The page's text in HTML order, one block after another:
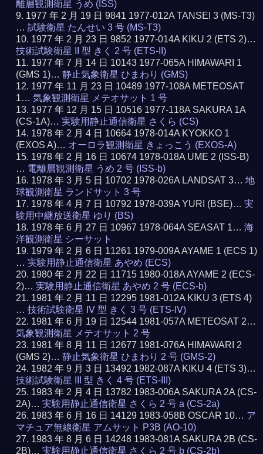
離層観測衛星 うめ (ISS)
1977 年 2 月 19 日 9841 1977-012A TANSEI 3 (MS-T3)
…試験衛星 たんせい 3 号 (MS-T3)
1977 年 2 月 23 日 9852 1977-014A KIKU 2 (ETS 2)…
技術試験衛星 II 型 きく 2 号 (ETS-II)
1977 年 7 月 14 日 10143 1977-065A HIMAWARI 1
(GMS 1)…静止気象衛星 ひまわり (GMS)
1977 年 11 月 23 日 10489 1977-108A METEOSAT
1…気象観測衛星 メテオサット 1 号
1977 年 12 月 15 日 10516 1977-118A SAKURA 1A
(CS-1A)…実験用静止通信衛星 さくら (CS)
1978 年 2 月 4 日 10664 1978-014A KYOKKO 1
(EXOS A)… オーロラ観測衛星 きょっこう (EXOS-A)
1978 年 2 月 16 日 10674 1978-018A UME 2 (ISS-B)
… 電離層観測衛星 うめ 2 号 (ISS-b)
1978 年 3 月 5 日 10702 1978-026A LANDSAT 3…地
球観測衛星 ランドサット 3 号
1978 年 4 月 7 日 10792 1978-039A YURI (BSE)…実
験用中継放送衛星 ゆり (BS)
1978 年 6 月 27 日 10967 1978-064A SEASAT 1…海
洋観測衛星 シーサット
1979 年 2 月 6 日 11261 1979-009A AYAME 1 (ECS 1)
…実験用静止通信衛星 あやめ (ECS)
1980 年 2 月 22 日 11715 1980-018A AYAME 2 (ECS-
2)…実験用静止通信衛星 あやめ 2 号 (ECS-b)
1981 年 2 月 11 日 12295 1981-012A KIKU 3 (ETS 4)
…技術試験衛星 IV 型 きく 3 号 (ETS-IV)
1981 年 6 月 19 日 12544 1981-057A METEOSAT 2…
気象観測衛星 メテオサット 2 号
1981 年 8 月 11 日 12677 1981-076A HIMAWARI 2
(GMS 2)…静止気象衛星 ひまわり 2 号 (GMS-2)
1982 年 9 月 3 日 13492 1982-087A KIKU 4 (ETS 3)…
技術試験衛星 III 型 きく 4 号 (ETS-III)
1983 年 2 月 4 日 13782 1983-006A SAKURA 2A (CS-
2A)…実験用静止通信衛星 さくら 2 号 a (CS-2a)
1983 年 6 月 16 日 14129 1983-058B OSCAR 10… ア
マチュア無線衛星 アムサット P3B (AO-10)
1983 年 8 月 6 日 14248 1983-081A SAKURA 2B (CS-
2B)…実験用静止通信衛星 さくら 2 号 b (CS-2b)